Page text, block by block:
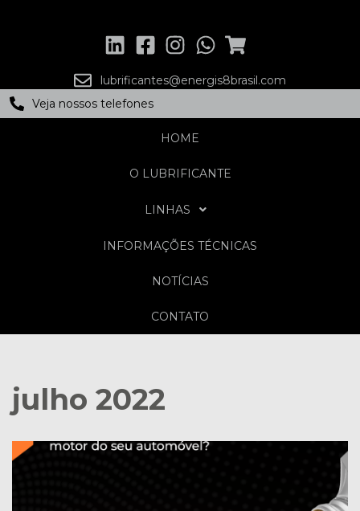
lubrificantes@energis8brasil.com
Veja nossos telefones
HOME
O LUBRIFICANTE
LINHAS
INFORMAÇÕES TÉCNICAS
NOTÍCIAS
CONTATO
julho 2022